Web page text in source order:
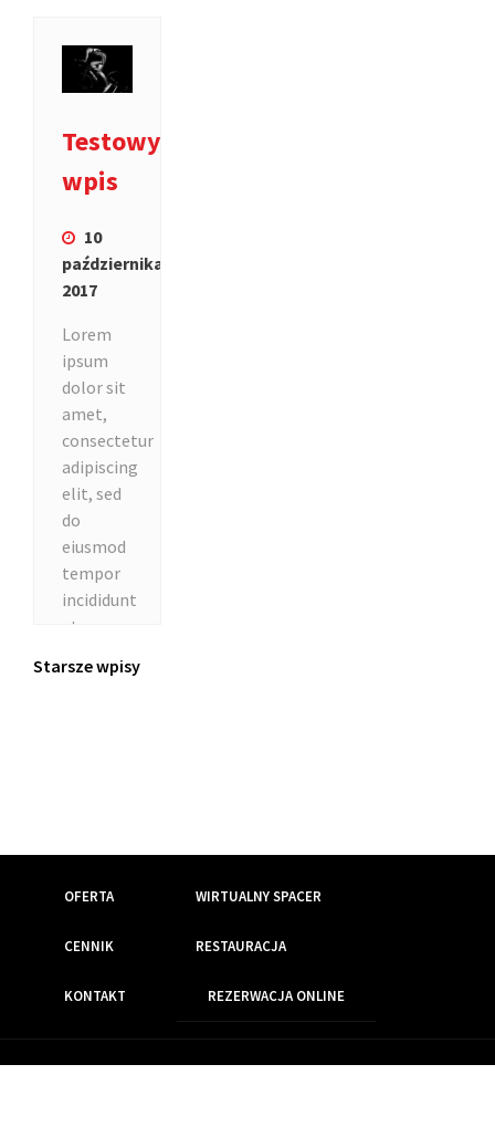
użyty…
więcej
Testowy
wpis
10
października
2017
Lorem
ipsum
dolor sit
amet,
consectetur
adipiscing
elit, sed
do
eiusmod
tempor
incididunt
ut
Starsze wpisy
OFERTA WIRTUALNY SPACER
CENNIK RESTAURACJA
KONTAKT REZERWACJA ONLINE